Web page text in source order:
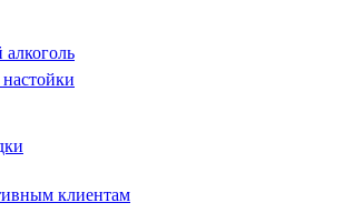
клиентам